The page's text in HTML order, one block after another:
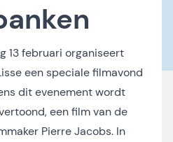
13 februari organiseert
een speciale filmavond
dit evenement wordt
een film van de
Pierre Jacobs. In